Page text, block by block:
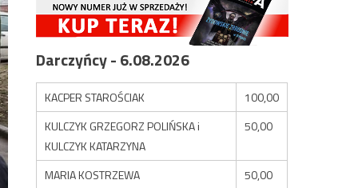
Darczyńcy - 6.08.2026
KACPER STAROŚCIAK
100,00
KULCZYK GRZEGORZ POLIŃSKA i
KULCZYK KATARZYNA
50,00
MARIA KOSTRZEWA
50,00